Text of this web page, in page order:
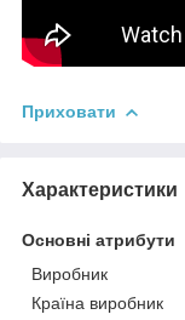
Приховати
Характеристики
Основні атрибути
Виробник
Країна виробник